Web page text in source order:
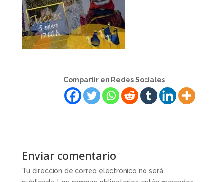
Compartir en Redes Sociales
Enviar comentario
Tu dirección de correo electrónico no será